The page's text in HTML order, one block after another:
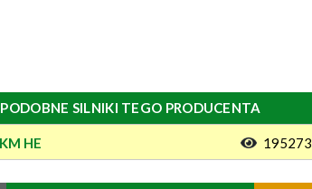
PODOBNE SILNIKI TEGO PRODUCENTA
HE 195273